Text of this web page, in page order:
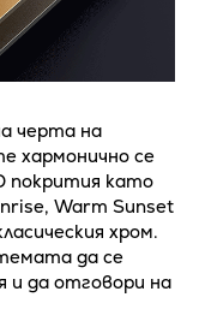
черта на
хармонично се
покрития като
Warm Sunset
хром.
да се
и да отговори на